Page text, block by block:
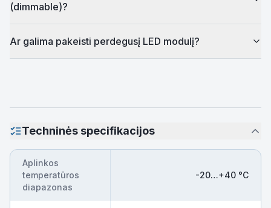
(dimmable)?
Ar galima pakeisti perdegusį LED modulį?
Techninės specifikacijos
Aplinkos
temperatūros
diapazonas
-20…+40 °C